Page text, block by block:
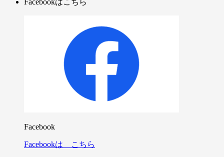
Facebook
Facebookは こちら